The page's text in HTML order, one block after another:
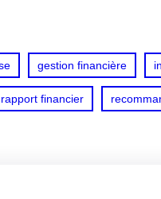
gestion financière
rapport financier